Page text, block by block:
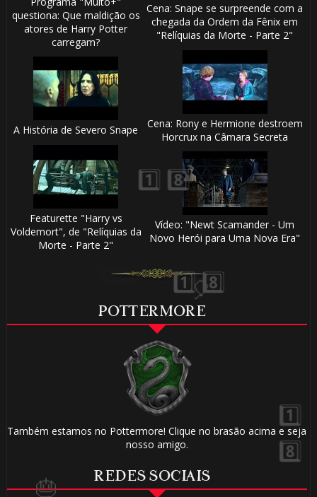
questiona: Que maldição os
atores de Harry Potter
carregam?
Cena: Snape se surpreende com a
chegada da Ordem da Fênix em
"Relíquias da Morte - Parte 2"
A História de Severo Snape
Cena: Rony e Hermione destroem
Horcrux na Câmara Secreta
Featurette "Harry vs
Voldemort", de "Relíquias da
Morte - Parte 2"
Vídeo: "Newt Scamander - Um
Novo Herói para Uma Nova Era"
POTTERMORE
Também estamos no Pottermore! Clique no brasão acima e seja
nosso amigo.
REDES SOCIAIS
1️⃣ 8️⃣
⚡
1️⃣ 8️⃣
⚡
1️⃣ 8️⃣